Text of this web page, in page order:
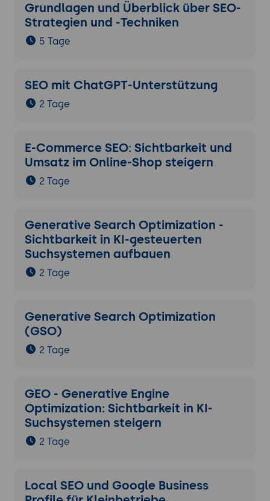
Grundlagen und Überblick über SEO-
Strategien und -Techniken
5 Tage
SEO mit ChatGPT-Unterstützung
2 Tage
E-Commerce SEO: Sichtbarkeit und
Umsatz im Online-Shop steigern
2 Tage
Generative Search Optimization -
Sichtbarkeit in KI-gesteuerten
Suchsystemen aufbauen
2 Tage
Generative Search Optimization
(GSO)
2 Tage
GEO - Generative Engine
Optimization: Sichtbarkeit in KI-
Suchsystemen steigern
2 Tage
Local SEO und Google Business